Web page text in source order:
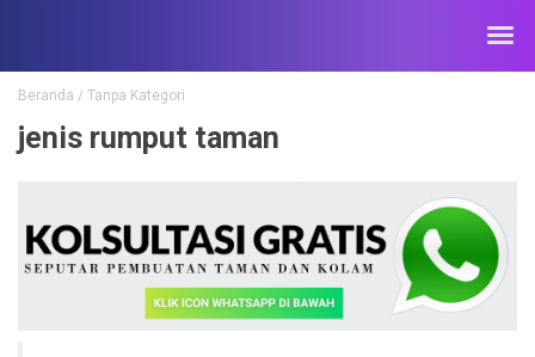
Beranda / Tanpa Kategori
jenis rumput taman